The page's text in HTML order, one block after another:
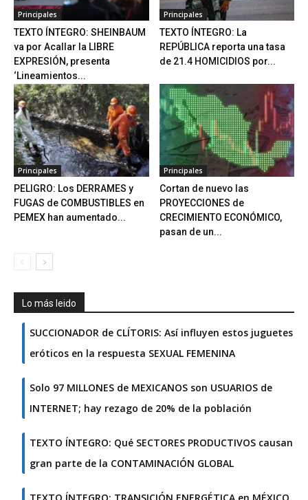
Principales
TEXTO ÍNTEGRO: SHEINBAUM
va por Acallar la LIBRE
EXPRESIÓN, presenta
‘Lineamientos...
Principales
TEXTO ÍNTEGRO: La
REPÚBLICA reporta una tasa
de 21.4 HOMICIDIOS por...
Principales
PELIGRO: Los DERRAMES y
FUGAS de COMBUSTIBLES en
PEMEX han aumentado...
Principales
Cortan de nuevo las
PROYECCIONES de
CRECIMIENTO ECONÓMICO,
pasan de un...
Lo más leido
SUCCIONADOR de CLÍTORIS: Así influyen estos juguetes
eróticos en la respuesta SEXUAL FEMENINA
Solo 97 MILLONES de MEXICANOS son USUARIOS de
INTERNET; hay rezago de 20% de la población
TEXTO ÍNTEGRO: Qué SECTORES PRODUCTIVOS causan
gran parte de la CONTAMINACIÓN GLOBAL